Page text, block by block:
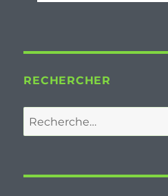
RECHERCHER
Recherche
pour :